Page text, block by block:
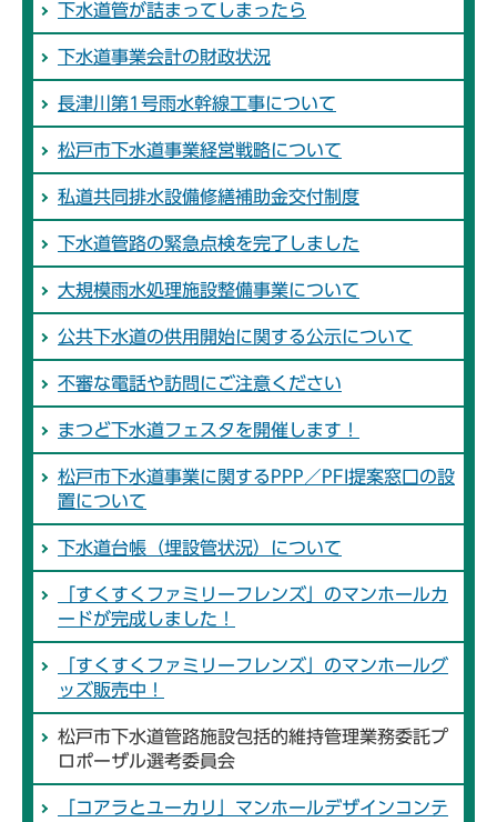
下水道管が詰まってしまったら
下水道事業会計の財政状況
長津川第1号雨水幹線工事について
松戸市下水道事業経営戦略について
私道共同排水設備修繕補助金交付制度
下水道管路の緊急点検を完了しました
大規模雨水処理施設整備事業について
公共下水道の供用開始に関する公示について
不審な電話や訪問にご注意ください
まつど下水道フェスタを開催します！
松戸市下水道事業に関するPPP／PFI提案窓口の設
置について
下水道台帳（埋設管状況）について
「すくすくファミリーフレンズ」のマンホールカ
ードが完成しました！
「すくすくファミリーフレンズ」のマンホールグ
ッズ販売中！
松戸市下水道管路施設包括的維持管理業務委託プ
ロポーザル選考委員会
「コアラとユーカリ」マンホールデザインコンテ